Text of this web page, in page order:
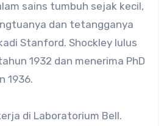
sains tumbuh sejak kecil,
dan tetangganya
Stanford. Shockley lulus
1932 dan menerima PhD
1936.
di Laboratorium Bell.